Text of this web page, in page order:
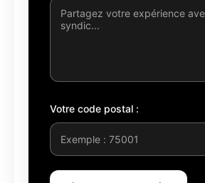
Votre code postal :